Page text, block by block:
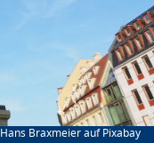
Hans Braxmeier auf Pixabay